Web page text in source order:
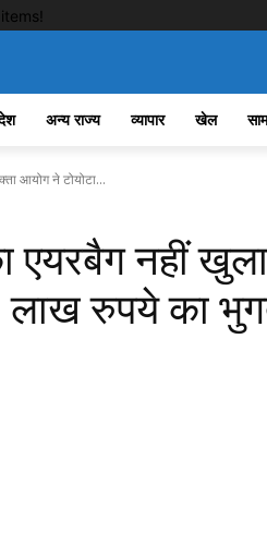
अन्य राज्य व्यापार खेल
आयोग ने टोयोटा...
एयरबैग नहीं
लाख रुपये का